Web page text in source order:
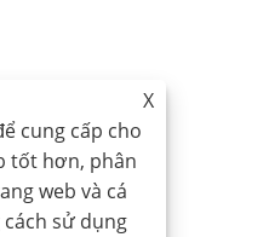
X
cung cấp cho
tốt hơn, phân
web và cá
sử dụng